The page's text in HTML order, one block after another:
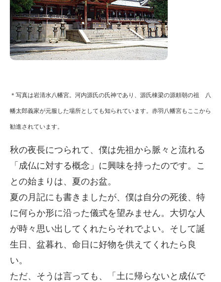
＊写真は岩清水八幡宮。河内源氏の氏神であり、源氏棟梁の源頼朝の祖 八
幡太郎義家が元服した場所としても知られています。赤羽八幡宮もここから
勧進されています。
秋の夜長につられて、僕は先祖から脈々と流れる
「成仏に対する概念」に興味を持ったのです。こ
との始まりは、夏のお盆。
夏の月記にも書きましたが、僕は自分の死後、特
に何らか形に沿った儀式を望みません。大切な人
が時々思い出してくれたらそれでよい。そして誕
生日、盆暮れ、命日に好物を供えてくれたら良
い。
ただ、そうは言っても、「土に帰らないと成仏で